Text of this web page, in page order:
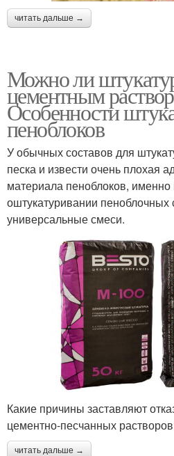
читать дальше →
Можно ли
цементным
Особенности
пеноблоков
У обычных составов для
песка и извести очень плохая
материала пеноблоков, именно
оштукатуривании пеноблочных
универсальные смеси.
Какие причины заставляют
цементно-песчанных
читать дальше →